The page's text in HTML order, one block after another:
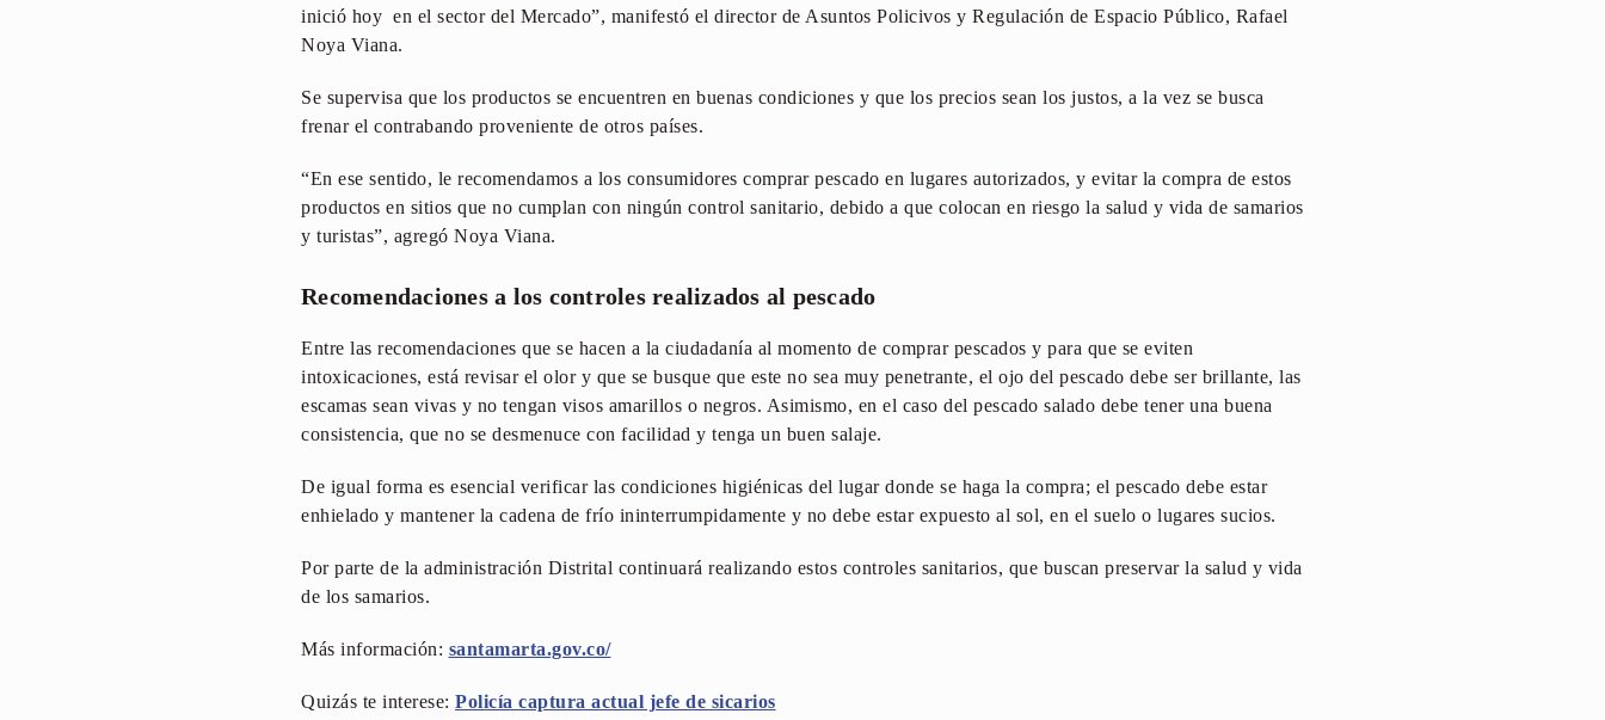
inició hoy en el sector del Mercado”, manifestó el director de Asuntos Policivos y Regulación de Espacio Público, Rafael
Noya Viana.
Se supervisa que los productos se encuentren en buenas condiciones y que los precios sean los justos, a la vez se busca
frenar el contrabando proveniente de otros países.
“En ese sentido, le recomendamos a los consumidores comprar pescado en lugares autorizados, y evitar la compra de estos
productos en sitios que no cumplan con ningún control sanitario, debido a que colocan en riesgo la salud y vida de samarios
y turistas”, agregó Noya Viana.
Recomendaciones a los controles realizados al pescado
Entre las recomendaciones que se hacen a la ciudadanía al momento de comprar pescados y para que se eviten
intoxicaciones, está revisar el olor y que se busque que este no sea muy penetrante, el ojo del pescado debe ser brillante, las
escamas sean vivas y no tengan visos amarillos o negros. Asimismo, en el caso del pescado salado debe tener una buena
consistencia, que no se desmenuce con facilidad y tenga un buen salaje.
De igual forma es esencial verificar las condiciones higiénicas del lugar donde se haga la compra; el pescado debe estar
enhielado y mantener la cadena de frío ininterrumpidamente y no debe estar expuesto al sol, en el suelo o lugares sucios.
Por parte de la administración Distrital continuará realizando estos controles sanitarios, que buscan preservar la salud y vida
de los samarios.
Más información: santamarta.gov.co/
Quizás te interese: Policía captura actual jefe de sicarios